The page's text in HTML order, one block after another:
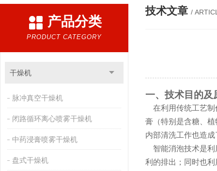
产品分类
PRODUCT CATEGORY
干燥机
脉冲真空干燥机
闭路循环离心喷雾干燥机
中药浸膏喷雾干燥机
盘式干燥机
技术文章 /
一、技术目的及
在利用传统工艺制
膏（特别是含糖、
内部清洗工作也造
智能消泡技术是利
利的排出；同时也